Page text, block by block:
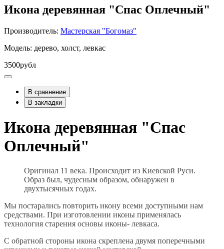
Икона деревянная "Спас Оплечный"
Производитель: Мастерская "Богомаз"
Модель: дерево, холст, левкас
3500рубл
В сравнение
В закладки
Икона деревянная "Спас
Оплечный"
Оригинал 11 века. Происходит из Киевской Руси.
Образ был, чудесным образом, обнаружен в
двухтысячных годах.
Мы постарались повторить икону всеми доступными нам
средствами. При изготовлении иконы применялась
технология старения основы иконы- левкаса.
С обратной стороны икона скреплена двумя поперечными